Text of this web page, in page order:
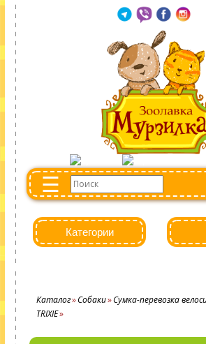
☰
Категории
Каталог Собаки Сумка-перевозка
TRIXIE